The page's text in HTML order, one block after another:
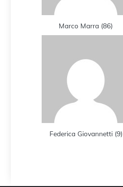
Marco Marra (86)
Federica Giovannetti (9)